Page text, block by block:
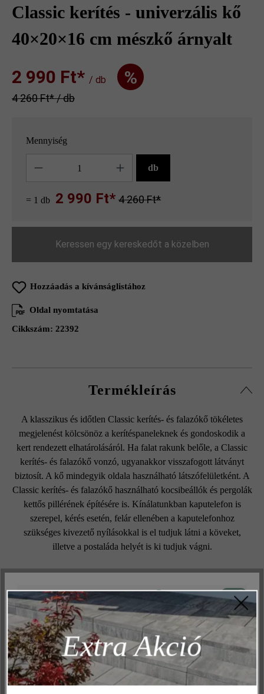
Classic kerítés - univerzális kő
40×20×16 cm mészkő árnyalt
2 990 Ft‎‎‎* / db %
4 260 Ft‎‎‎* / db
Mennyiség
db
= 1 db 2 990 Ft* 4 260 Ft*
Keressen egy kereskedőt a közelben
Hozzáadás a kívánságlistához
Oldal nyomtatása
Cikkszám: 22392
Termékleírás
A klasszikus és időtlen Classic kerítés- és falazókő tökéletes
megjelenést kölcsönöz a kerítéspaneleknek és gondoskodik a
kert rendezett elhatárolásáról. Ha falat rakunk belőle, a Classic
kerítés- és falazókő vonzó, ugyanakkor visszafogott látványt
biztosít. A kő mindegyik oldala használható látszófelületként. A
Classic kerítés- és falazókő használható kocsibeállók és pergolák
kettős pillérének építésére is. Kínálatunkban kaputelefon is
szerepel, kérés esetén, felár ellenében a kaputelefonhoz
szükséges kivezető nyílásokkal is el tudjuk látni a köveket,
illetve a postaláda helyét is ki tudjuk vágni.
Felületi struktúra:
sima
Szín:
mészkő árnyalt
Műszakilag és működéshez szükséges Aktív
Marketing Inaktív
Elemzés Inaktív
Kényelem (weboldal működése) Inaktív
Kényelem (Google Térkép) Inaktív
Extra Akció